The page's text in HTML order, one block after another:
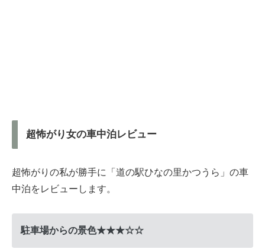
超怖がり女の車中泊レビュー
超怖がりの私が勝手に「道の駅ひなの里かつうら」の車
中泊をレビューします。
駐車場からの景色★★★☆☆